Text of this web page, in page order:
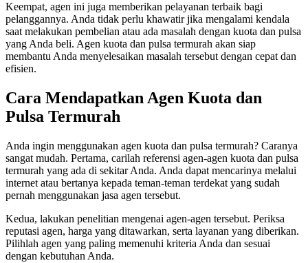
Keempat, agen ini juga memberikan pelayanan terbaik bagi
pelanggannya. Anda tidak perlu khawatir jika mengalami kendala
saat melakukan pembelian atau ada masalah dengan kuota dan pulsa
yang Anda beli. Agen kuota dan pulsa termurah akan siap
membantu Anda menyelesaikan masalah tersebut dengan cepat dan
efisien.
Cara Mendapatkan Agen Kuota dan
Pulsa Termurah
Anda ingin menggunakan agen kuota dan pulsa termurah? Caranya
sangat mudah. Pertama, carilah referensi agen-agen kuota dan pulsa
termurah yang ada di sekitar Anda. Anda dapat mencarinya melalui
internet atau bertanya kepada teman-teman terdekat yang sudah
pernah menggunakan jasa agen tersebut.
Kedua, lakukan penelitian mengenai agen-agen tersebut. Periksa
reputasi agen, harga yang ditawarkan, serta layanan yang diberikan.
Pilihlah agen yang paling memenuhi kriteria Anda dan sesuai
dengan kebutuhan Anda.